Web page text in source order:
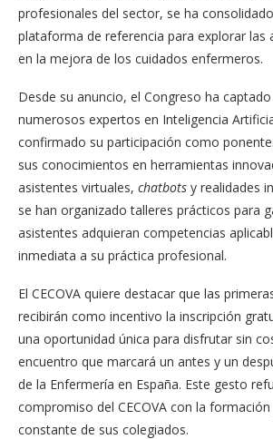
profesionales del sector, se ha
plataforma de referencia para explorar las
en la mejora de los cuidados enfermeros.
Desde su anuncio, el Congreso ha
numerosos expertos en Inteligencia
confirmado su participación como
sus conocimientos en herramientas
asistentes virtuales, chatbots y realidades
se han organizado talleres prácticos para
asistentes adquieran competencias
inmediata a su práctica profesional.
El CECOVA quiere destacar que las
recibirán como incentivo la inscripción
una oportunidad única para disfrutar sin
encuentro que marcará un antes y un
de la Enfermería en España. Este gesto
compromiso del CECOVA con la
constante de sus colegiados.